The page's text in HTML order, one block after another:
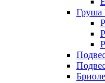
Груша